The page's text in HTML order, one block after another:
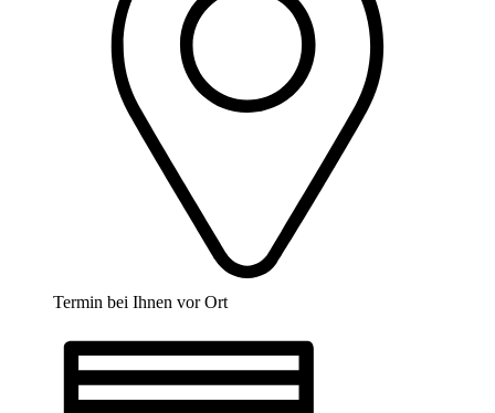
Termin bei Ihnen vor Ort